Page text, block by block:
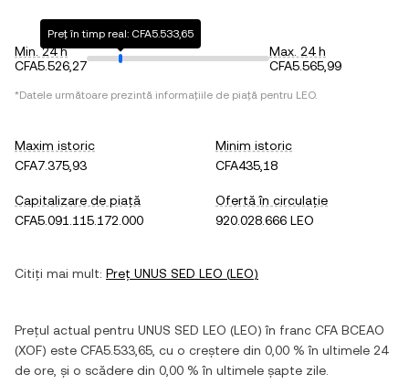
Min. 24 h
CFA5.526,27
Preț în timp real: CFA5.533,65
Max. 24 h
CFA5.565,99
*Datele următoare prezintă informațiile de piață pentru LEO.
Maxim istoric
CFA7.375,93
Minim istoric
CFA435,18
Capitalizare de piață
CFA5.091.115.172.000
Ofertă în circulație
920.028.666 LEO
Citiți mai mult: Preț UNUS SED LEO (LEO)
Prețul actual pentru UNUS SED LEO (LEO) în franc CFA BCEAO
(XOF) este CFA5.533,65 , cu o creștere din 0,00 % în ultimele 24
de ore, și o scădere din 0,00 % în ultimele șapte zile.